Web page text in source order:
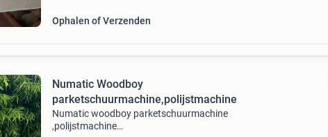
Ophalen of Verzenden
Numatic Woodboy
parketschuurmachine,polijstmachine
Numatic woodboy parketschuurmachine
,polijstmachine